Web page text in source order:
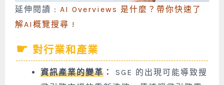
延伸閱讀 : AI Overviews 是什麼？帶你快速了
解AI概覽搜尋 !
對行業和產業
資訊產業的變革 ：
SGE 的出現可能導致搜